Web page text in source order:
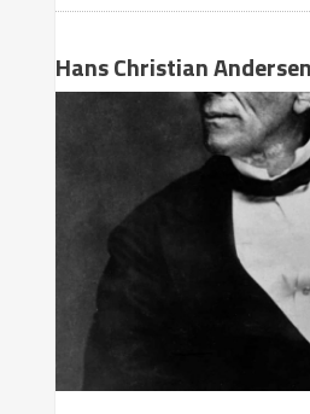
Hans Christian Andersen